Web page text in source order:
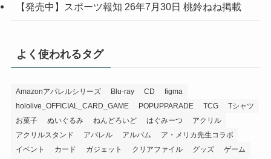
【発売中】スポーツ報知 26年7月30日 桃鈴ねね掲載
よく使われるタグ
Amazonアパレルシリーズ Blu-ray CD
figma
hololive_OFFICIAL_CARD_GAME
POPUPPARADE TCG
Tシャツ
お菓子
ぬいぐるみ ねんどろいど はぐみーつ
アクリル
アクリルスタンド
アパレル アルバム
ア・メリカ先生コラボ
イベント
カード ガジェット クリアファイル グッズ
ゲーム